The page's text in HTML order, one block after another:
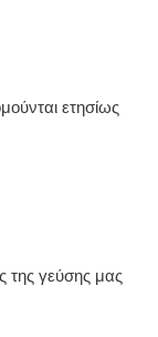
ετησίως
της γεύσης μας